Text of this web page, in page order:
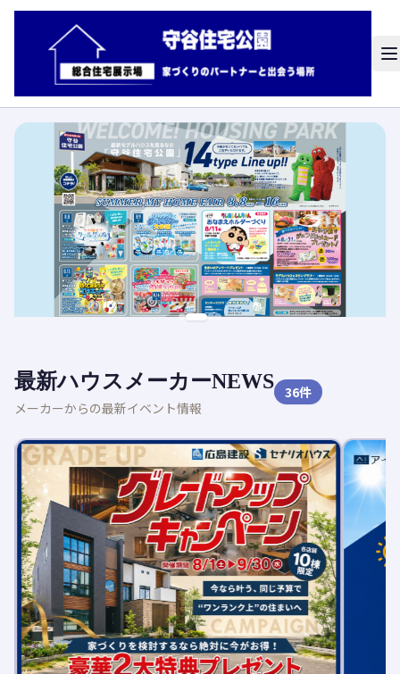
最新ハウスメーカーNEWS
メーカーからの最新イベント情報
36件